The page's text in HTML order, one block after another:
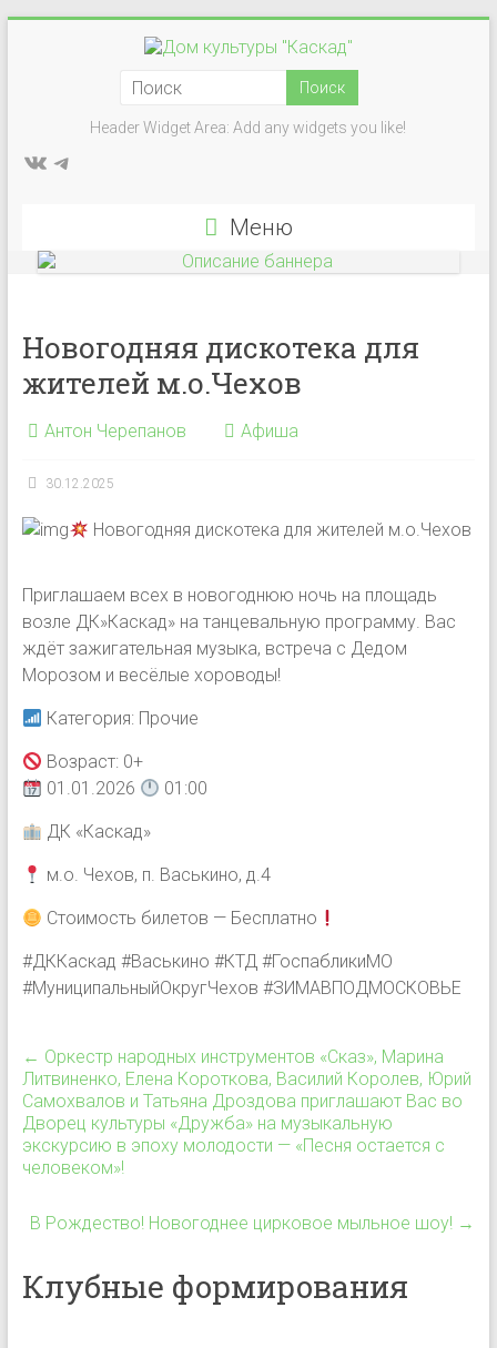
культуры
"Каскад"
городского
округа
Header Widget Area: Add any widgets you like!
ВКонтакте
Telegram
Меню
Новогодняя дискотека для
жителей м.о.Чехов
Антон Черепанов Афиша
30.12.2025
Новогодняя дискотека для жителей м.о.Чехов
Приглашаем всех в новогоднюю ночь на площадь
возле ДК»Каскад» на танцевальную программу. Вас
ждёт зажигательная музыка, встреча с Дедом
Морозом и весёлые хороводы!
Категория: Прочие
Возраст: 0+
01.01.2026
01:00
ДК «Каскад»
м.о. Чехов, п. Васькино, д.4
Стоимость билетов — Бесплатно
#ДККаскад #Васькино #КТД #ГоспабликиМО
#МуниципальныйОкругЧехов #ЗИМАВПОДМОСКОВЬЕ
← Оркестр народных инструментов «Сказ», Марина
Литвиненко, Елена Короткова, Василий Королев, Юрий
Самохвалов и Татьяна Дроздова приглашают Вас во
Дворец культуры «Дружба» на музыкальную
экскурсию в эпоху молодости — «Песня остается с
человеком»!
В Рождество! Новогоднее цирковое мыльное шоу! →
Клубные формирования